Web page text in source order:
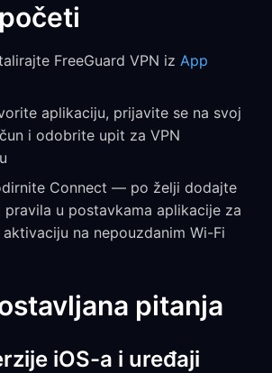
FreeGuard VPN iz App
aplikaciju, prijavite se na svoj
i odobrite upit za VPN
Connect — po želji dodajte
pravila u postavkama aplikacije za
na nepouzdanim Wi-Fi
pitanja
iOS-a i uređaji